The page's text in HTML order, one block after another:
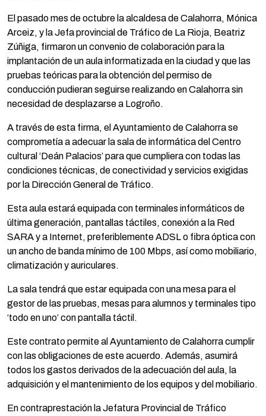
El pasado mes de octubre la alcaldesa de Calahorra, Mónica
Arceiz, y la Jefa provincial de Tráfico de La Rioja, Beatriz
Zúñiga, firmaron un convenio de colaboración para la
implantación de un aula informatizada en la ciudad y que las
pruebas teóricas para la obtención del permiso de
conducción pudieran seguirse realizando en Calahorra sin
necesidad de desplazarse a Logroño.
A través de esta firma, el Ayuntamiento de Calahorra se
comprometía a adecuar la sala de informática del Centro
cultural ‘Deán Palacios’ para que cumpliera con todas las
condiciones técnicas, de conectividad y servicios exigidas
por la Dirección General de Tráfico.
Esta aula estará equipada con terminales informáticos de
última generación, pantallas táctiles, conexión a la Red
SARA y a Internet, preferiblemente ADSL o fibra óptica con
un ancho de banda mínimo de 100 Mbps, así como mobiliario,
climatización y auriculares.
La sala tendrá que estar equipada con una mesa para el
gestor de las pruebas, mesas para alumnos y terminales tipo
‘todo en uno’ con pantalla táctil.
Este contrato permite al Ayuntamiento de Calahorra cumplir
con las obligaciones de este acuerdo. Además, asumirá
todos los gastos derivados de la adecuación del aula, la
adquisición y el mantenimiento de los equipos y del mobiliario.
En contraprestación la Jefatura Provincial de Tráfico